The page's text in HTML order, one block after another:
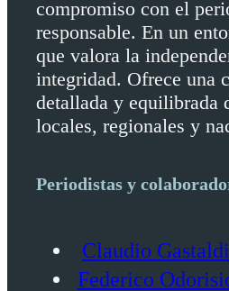
compromiso con el
responsable. En un
que valora la
integridad. Ofrece una
detallada y equilibrada
locales, regionales y
Periodistas y
Claudio Gastaldi
Federico